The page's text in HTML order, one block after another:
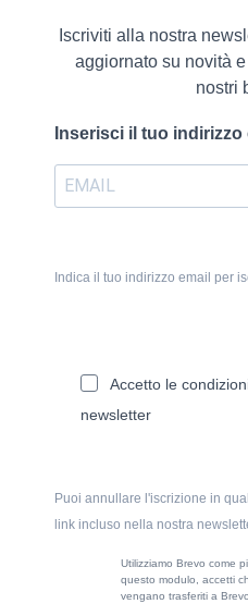
Iscriviti alla nostra
aggiornato su novità
nostri
Inserisci il tuo
Indica il tuo indirizzo email per
Accetto le
newsletter
Puoi annullare l'iscrizione in
link incluso nella nostra
Utilizziamo Brevo come
questo modulo, accetti
vengano trasferiti a